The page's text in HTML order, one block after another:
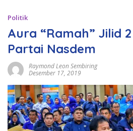
Politik
Aura “Ramah” Jilid
Partai Nasdem
Raymond Leon Sembiring
Desember 17, 2019